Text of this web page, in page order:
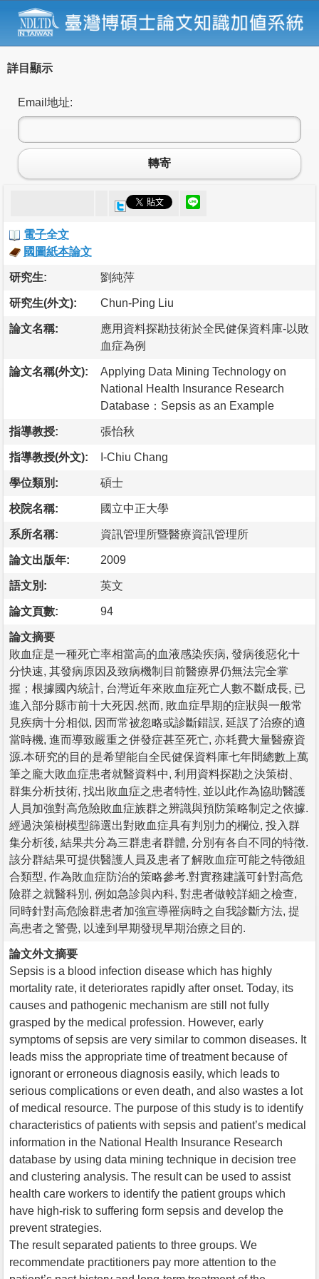
詳目顯示
Email地址:
轉寄
電子全文
國圖紙本論文
研究生: 劉純萍
研究生(外文): Chun-Ping Liu
論文名稱:
應用資料探勘技術於全民健保資料庫-以敗
血症為例
論文名稱(外文):
Applying Data Mining Technology on
National Health Insurance Research
Database：Sepsis as an Example
指導教授: 張怡秋
指導教授(外文): I-Chiu Chang
學位類別: 碩士
校院名稱: 國立中正大學
系所名稱: 資訊管理所暨醫療資訊管理所
論文出版年: 2009
語文別: 英文
論文頁數: 94
論文摘要
敗血症是一種死亡率相當高的血液感染疾病, 發病後惡化十
分快速, 其發病原因及致病機制目前醫療界仍無法完全掌
握；根據國內統計, 台灣近年來敗血症死亡人數不斷成長, 已
進入部分縣市前十大死因.然而, 敗血症早期的症狀與一般常
見疾病十分相似, 因而常被忽略或診斷錯誤, 延誤了治療的適
當時機, 進而導致嚴重之併發症甚至死亡, 亦耗費大量醫療資
源.本研究的目的是希望能自全民健保資料庫七年間總數上萬
筆之龐大敗血症患者就醫資料中, 利用資料探勘之決策樹、
群集分析技術, 找出敗血症之患者特性, 並以此作為協助醫護
人員加強對高危險敗血症族群之辨識與預防策略制定之依據.
經過決策樹模型篩選出對敗血症具有判別力的欄位, 投入群
集分析後, 結果共分為三群患者群體, 分別有各自不同的特徵.
該分群結果可提供醫護人員及患者了解敗血症可能之特徵組
合類型, 作為敗血症防治的策略參考.對實務建議可針對高危
險群之就醫科別, 例如急診與內科, 對患者做較詳細之檢查,
同時針對高危險群患者加強宣導罹病時之自我診斷方法, 提
高患者之警覺, 以達到早期發現早期治療之目的.
論文外文摘要
Sepsis is a blood infection disease which has highly
mortality rate, it deteriorates rapidly after onset. Today, its
causes and pathogenic mechanism are still not fully
grasped by the medical profession. However, early
symptoms of sepsis are very similar to common diseases. It
leads miss the appropriate time of treatment because of
ignorant or erroneous diagnosis easily, which leads to
serious complications or even death, and also wastes a lot
of medical resource. The purpose of this study is to identify
characteristics of patients with sepsis and patient’s medical
information in the National Health Insurance Research
database by using data mining technique in decision tree
and clustering analysis. The result can be used to assist
health care workers to identify the patient groups which
have high-risk to suffering form sepsis and develop the
prevent strategies.
The result separated patients to three groups. We
recommendate practitioners pay more attention to the